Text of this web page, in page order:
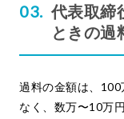
代表取締
ときの過
過料の金額は、
なく、数万〜10万